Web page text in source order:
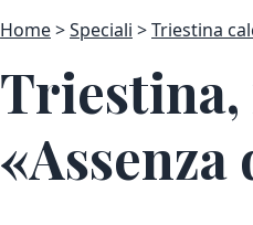
Home Speciali Triestina
Triestina,